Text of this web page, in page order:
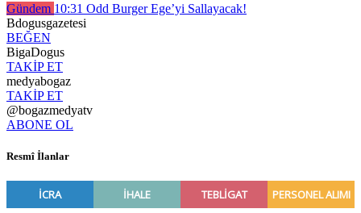
Gündem 10:31 Odd Burger Ege’yi Sallayacak!
Bdogusgazetesi
BEĞEN
BigaDogus
TAKİP ET
medyabogaz
TAKİP ET
@bogazmedyatv
ABONE OL
Resmî İlanlar